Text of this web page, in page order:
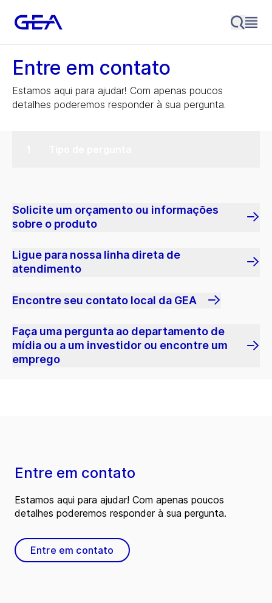
Entre em contato
Estamos aqui para ajudar! Com apenas poucos
detalhes poderemos responder à sua pergunta.
Solicite um orçamento ou informações
sobre o produto
Ligue para nossa linha direta de
atendimento
Encontre seu contato local da GEA
Faça uma pergunta ao departamento de
mídia ou a um investidor ou encontre um
emprego
Entre em contato
Estamos aqui para ajudar! Com apenas poucos
detalhes poderemos responder à sua pergunta.
Entre em contato